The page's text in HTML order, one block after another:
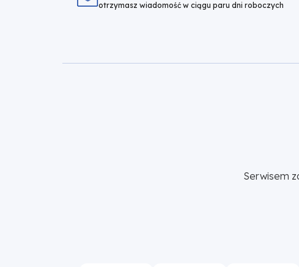
otrzymasz wiadomość w ciągu paru dni roboczych
Serwisem